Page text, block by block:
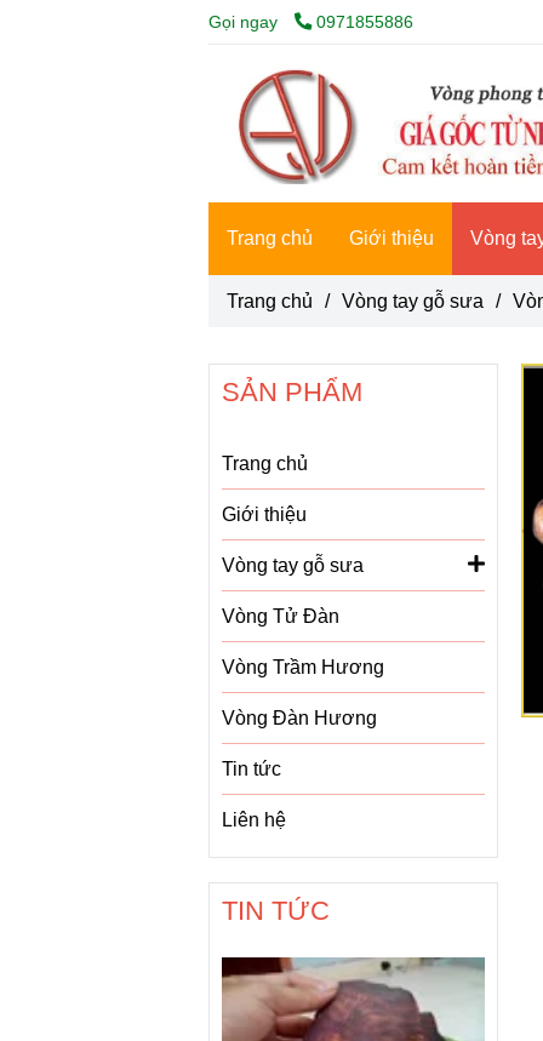
Gọi ngay 0971855886
Trang chủ Giới thiệu Vòng
Trang chủ / Vòng tay gỗ sưa /
SẢN PHẨM
Trang chủ
Giới thiệu
Vòng tay gỗ sưa
Vòng Tử Đàn
Vòng Trầm Hương
Vòng Đàn Hương
Tin tức
Liên hệ
TIN TỨC